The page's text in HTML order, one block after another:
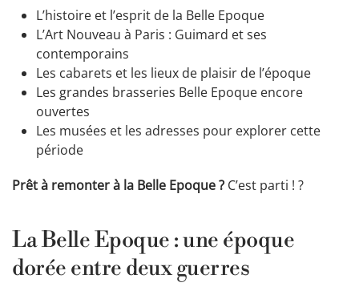
L’histoire et l’esprit de la Belle Epoque
L’Art Nouveau à Paris : Guimard et ses
contemporains
Les cabarets et les lieux de plaisir de l’époque
Les grandes brasseries Belle Epoque encore
ouvertes
Les musées et les adresses pour explorer cette
période
Prêt à remonter à la Belle Epoque ? C’est parti ! ?
La Belle Epoque : une époque
dorée entre deux guerres